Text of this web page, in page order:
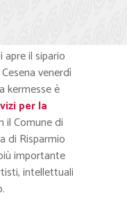
il sipario
venerdì
kermesse è
per la
il Comune di
di Risparmio
importante
intellettuali